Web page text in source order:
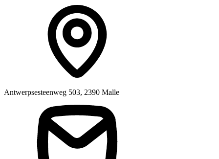
Antwerpsesteenweg 503, 2390 Malle